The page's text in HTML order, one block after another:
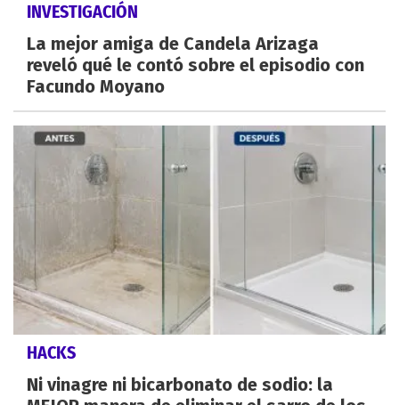
INVESTIGACIÓN
La mejor amiga de Candela Arizaga
reveló qué le contó sobre el episodio con
Facundo Moyano
HACKS
Ni vinagre ni bicarbonato de sodio: la